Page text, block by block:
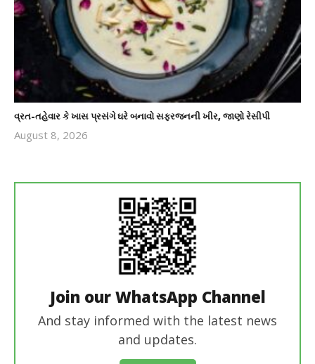
વ્રત-તહેવાર કે ખાસ પ્રસંગે ઘરે બનાવો સફરજનની ખીર, જાણો રેસીપી
August 8, 2026
Join our WhatsApp Channel
And stay informed with the latest news
and updates.